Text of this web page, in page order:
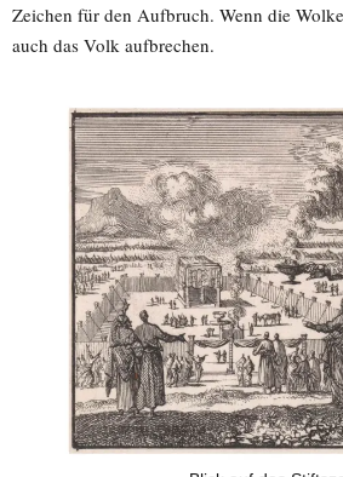
Zeichen für den Aufbruch. Wenn die
auch das Volk aufbrechen.